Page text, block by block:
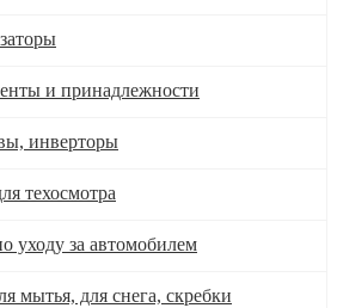
и принадлежности
инверторы
техосмотра
уходу за автомобилем
мытья, для снега, скребки